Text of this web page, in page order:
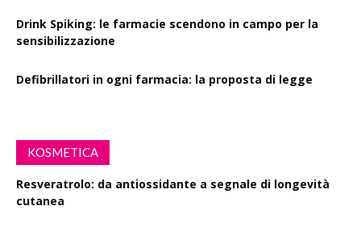
Drink Spiking: le farmacie scendono in campo per la
sensibilizzazione
Defibrillatori in ogni farmacia: la proposta di legge
KOSMETICA
Resveratrolo: da antiossidante a segnale di longevità
cutanea